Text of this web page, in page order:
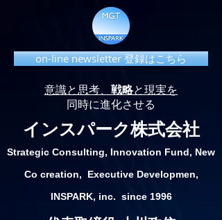
on-line newsletter 登録はこちら
意識と思考、 戦略と現実を
同時に進化させる
インスパーク株式会社
Strategic Consulting, Innovation Fund, New
Co creation, Executive Developmen,
INSPARK, inc. since 1996